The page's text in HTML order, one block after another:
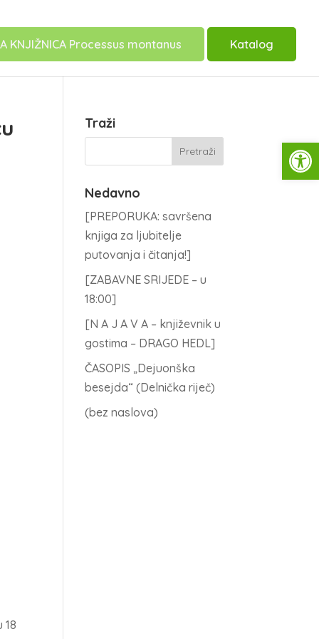
KNJIŽNICA Processus montanus Katalog
18
Traži
Nedavno
[PREPORUKA: savršena
knjiga za ljubitelje
putovanja i čitanja!]
[ZABAVNE SRIJEDE – u
18:00]
[N A J A V A – književnik u
gostima – DRAGO HEDL]
ČASOPIS „Dejuonška
besejda“ (Delnička riječ)
(bez naslova)